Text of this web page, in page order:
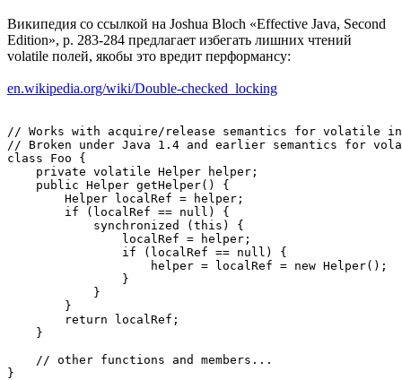
Википедия со ссылкой на Joshua Bloch «Effective Java, Second
Edition», p. 283-284 предлагает избегать лишних чтений
volatile полей, якобы это вредит перформансу:
en.wikipedia.org/wiki/Double-checked_locking
// Works with acquire/release semantics for volatile
// Broken under Java 1.4 and earlier semantics for
class Foo {
    private volatile Helper helper;
    public Helper getHelper() {
        Helper localRef = helper;
        if (localRef == null) {
            synchronized (this) {
                localRef = helper;
                if (localRef == null) {
                    helper = localRef = new Helper();
                }
            }
        }
        return localRef;
    }
    // other functions and members...
}